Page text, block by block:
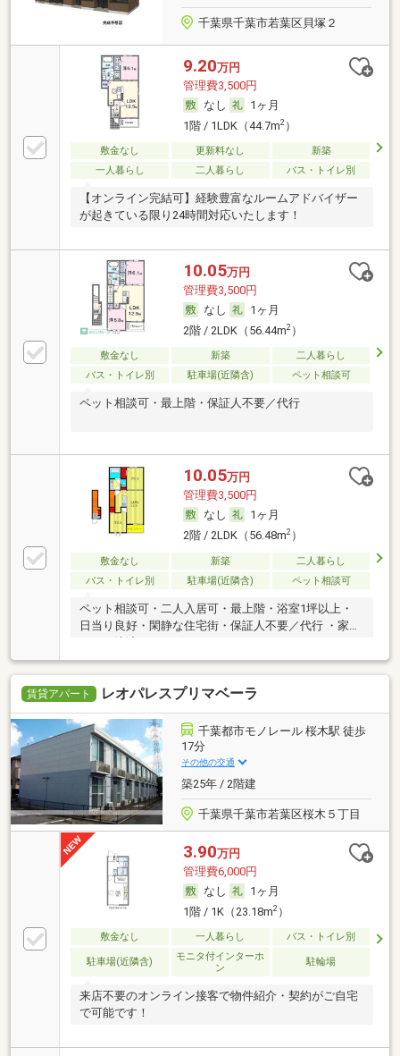
千葉県千葉市若葉区貝塚２
9.20万円
管理費3,500円
なし
1ヶ月
1階 / 1LDK（44.7m2）
敷金なし 更新料なし
新築
一人暮らし
二人暮らし バス・トイレ別
【オンライン完結可】経験豊富なルームアドバイザー
が起きている限り24時間対応いたします！
10.05万円
管理費3,500円
なし
1ヶ月
2階 / 2LDK（56.44m2）
敷金なし 新築
二人暮らし
バス・トイレ別
駐車場(近隣含) ペット相談可
ペット相談可・最上階・保証人不要／代行
10.05万円
管理費3,500円
なし
1ヶ月
2階 / 2LDK（56.48m2）
敷金なし 新築
二人暮らし
バス・トイレ別
駐車場(近隣含) ペット相談可
ペット相談可・二人入居可・最上階・浴室1坪以上・
日当り良好・閑静な住宅街・保証人不要／代行 ・家賃
カード決済可
賃貸アパート レオパレスプリマベーラ
千葉都市モノレール 桜木駅 徒歩
17分
その他の交通
築25年 / 2階建
千葉県千葉市若葉区桜木５丁目
3.90万円
管理費6,000円
なし
1ヶ月
1階 / 1K（23.18m2）
敷金なし 一人暮らし バス・トイレ別
駐車場(近隣含)
モニタ付インターホ
ン
駐輪場
来店不要のオンライン接客で物件紹介・契約がご自宅
で可能です！